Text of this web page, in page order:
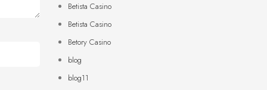
Betista Casino
Betista Casino
Betory Casino
blog
blog11